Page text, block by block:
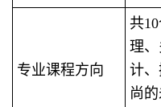
专业课程方向
共
理
计
尚